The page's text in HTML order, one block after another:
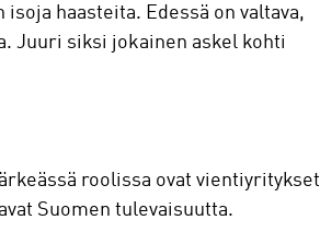
haasteita. Edessä on valtava,
Juuri siksi jokainen askel kohti
roolissa ovat vientiyritykset
Suomen tulevaisuutta.